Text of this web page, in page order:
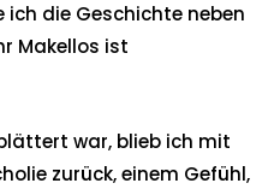
die Geschichte neben
Makellos ist
war, blieb ich mit
zurück, einem Gefühl,